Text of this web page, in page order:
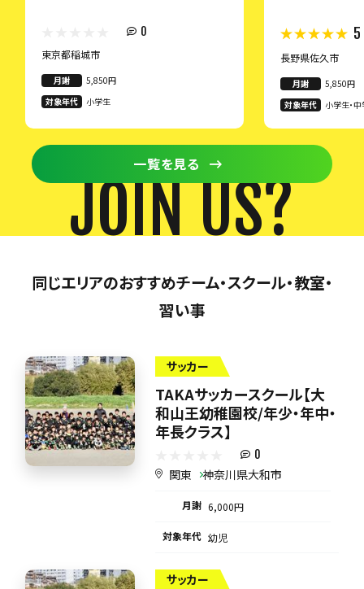
0
東京都稲城市
月謝
5,850円
対象年代
小学生
5
長野県佐久市
月謝
5,850円
対象年代
小学生・
一覧を見る
JOIN US?
同じエリアのおすすめチーム・スクール・教室・
習い事
サッカー
TAKAサッカースクール【大
和山王幼稚園校/年少・年中・
年長クラス】
0
関東 神奈川県大和市
月謝 6,000円
対象年代 幼児
サッカー